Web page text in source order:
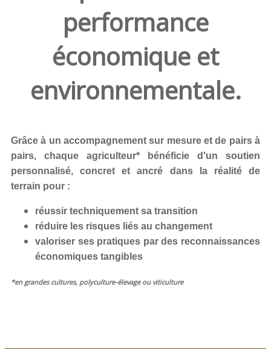
performance
économique et
environnementale.
Grâce à un accompagnement sur mesure et de pairs à
pairs, chaque agriculteur* bénéficie d'un soutien
personnalisé, concret et ancré dans la réalité de
terrain pour :
réussir techniquement sa transition
réduire les risques liés au changement
valoriser ses pratiques par des reconnaissances
économiques tangibles
*en grandes cultures, polyculture-élevage ou viticulture